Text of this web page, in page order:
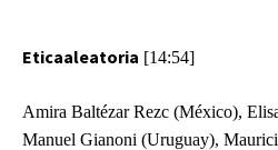
Eticaaleatoria [14:54]
Amira Baltézar Rezc (México),
Manuel Gianoni (Uruguay),